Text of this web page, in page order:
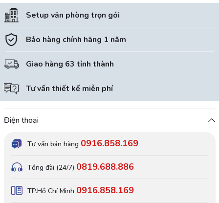
điện: Giải pháp tối ưu cho ngân sách vừa phải Thép sơn tĩnh
điện từ lâu...
Setup văn phòng trọn gói
Bảo hàng chính hãng 1 năm
Giao hàng 63 tỉnh thành
Tư vấn thiết kế miễn phí
Điện thoại
Tư vấn bán hàng 0916.858.169
Tổng đài (24/7) 0819.688.886
TP.Hồ Chí Minh 0916.858.169